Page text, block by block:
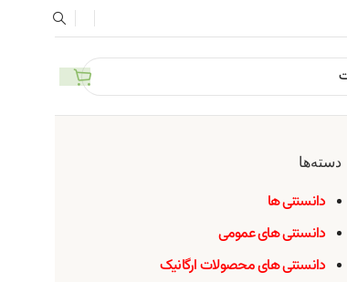
دسته‌ها
دانستنی ها
دانستنی های عمومی
دانستنی های محصولات ارگانیک